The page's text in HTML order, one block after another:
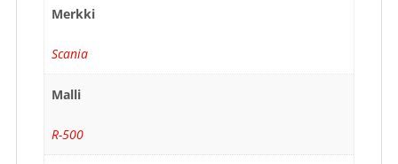
Merkki
Scania
Malli
R-500